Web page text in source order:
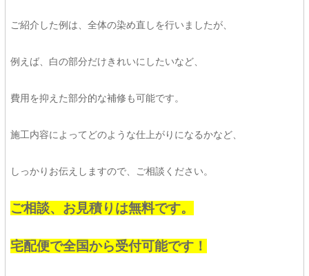
ご紹介した例は、全体の染め直しを行いましたが、
例えば、白の部分だけきれいにしたいなど、
費用を抑えた部分的な補修も可能です。
施工内容によってどのような仕上がりになるかなど、
しっかりお伝えしますので、ご相談ください。
ご相談、お見積りは無料です。
宅配便で全国から受付可能です！